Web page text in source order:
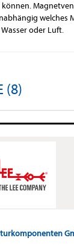
welches
oder Luft.
(8)